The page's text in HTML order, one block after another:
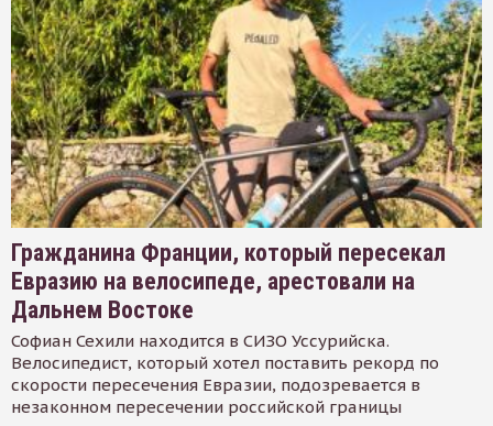
Гражданина Франции, который пересекал
Евразию на велосипеде, арестовали на
Дальнем Востоке
Софиан Сехили находится в СИЗО Уссурийска.
Велосипедист, который хотел поставить рекорд по
скорости пересечения Евразии, подозревается в
незаконном пересечении российской границы